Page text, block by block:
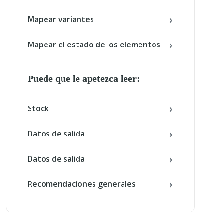
Mapear variantes
Mapear el estado de los elementos
Puede que le apetezca leer:
Stock
Datos de salida
Datos de salida
Recomendaciones generales